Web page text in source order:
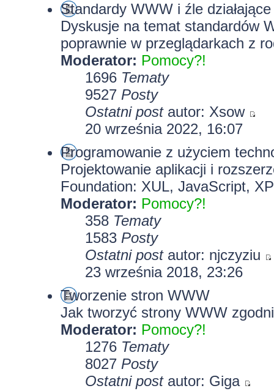
Standardy WWW i źle
Dyskusje na temat standardów
poprawnie w przeglądarkach z
Moderator: Pomocy?!
1696 Tematy
9527 Posty
Ostatni postautor: Xsow
20 września 2022, 16:07
Programowanie z użyciem
Projektowanie aplikacji i
Foundation: XUL, JavaScript,
Moderator: Pomocy?!
358 Tematy
1583 Posty
Ostatni postautor: njczyziu
23 września 2018, 23:26
Tworzenie stron WWW
Jak tworzyć strony WWW
Moderator: Pomocy?!
1276 Tematy
8027 Posty
Ostatni postautor: Giga